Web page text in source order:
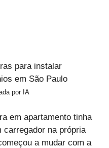
para instalar
em São Paulo
por IA
em apartamento tinha
carregador na própria
a mudar com a